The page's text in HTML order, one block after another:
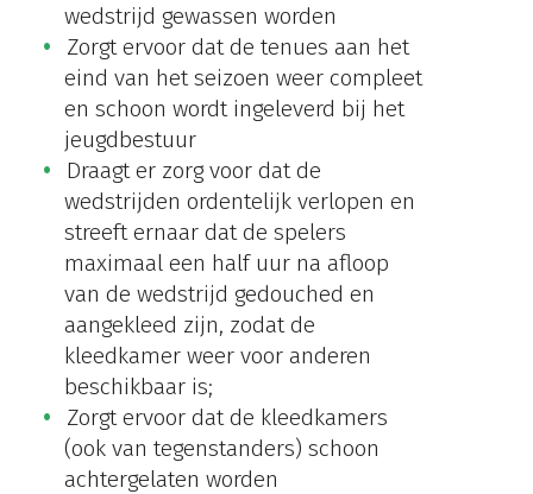
wedstrijd gewassen worden
Zorgt ervoor dat de tenues aan het
eind van het seizoen weer compleet
en schoon wordt ingeleverd bij het
jeugdbestuur
Draagt er zorg voor dat de
wedstrijden ordentelijk verlopen en
streeft ernaar dat de spelers
maximaal een half uur na afloop
van de wedstrijd gedouched en
aangekleed zijn, zodat de
kleedkamer weer voor anderen
beschikbaar is;
Zorgt ervoor dat de kleedkamers
(ook van tegenstanders) schoon
achtergelaten worden